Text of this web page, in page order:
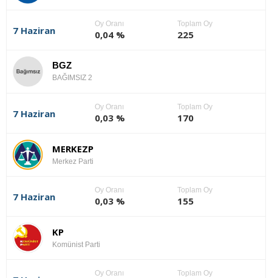
7 Haziran
Oy Oranı
0,04 %
Toplam Oy
225
BGZ
BAĞIMSIZ 2
7 Haziran
Oy Oranı
0,03 %
Toplam Oy
170
MERKEZP
Merkez Parti
7 Haziran
Oy Oranı
0,03 %
Toplam Oy
155
KP
Komünist Parti
Oy Oranı Toplam Oy